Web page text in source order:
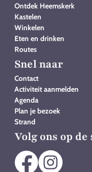
Ontdek Heemskerk
Kastelen
Winkelen
Eten en drinken
Routes
Snel naar
Contact
Activiteit aanmelden
Agenda
Plan je bezoek
Strand
Volg ons op de